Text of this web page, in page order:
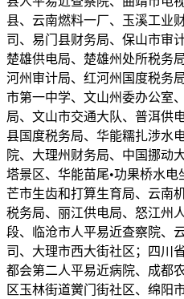
县、云南燃料一厂、玉溪工业
司、易门县财务局、保山市审
楚雄供电局、楚雄州处所税务
河州审计局、红河州国度税务
市第一中学、文山州委办公室
局、文山市交通大队、普洱供
县国度税务局、华能糯扎涉水
院、大理州财务局、中国挪动
塔景区、华能苗尾•功果桥水电
芒市生齿和打算生育局、云南
税务局、丽江供电局、怒江州
段、临沧市人平易近查察院、
司、大理市西大街社区；四川
都会第二人平易近病院、成都
区玉林街道黉门街社区、绵阳